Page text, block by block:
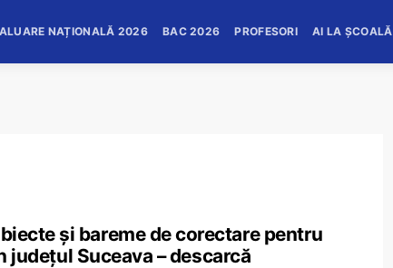
NAȚIONALĂ 2026 BAC 2026 PROFESORI AI LA ȘCOALĂ
și bareme de corectare pentru
județul Suceava – descarcă